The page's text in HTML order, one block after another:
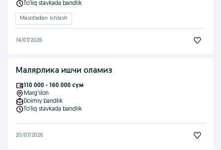
To‘liq stavkada bandlik
Masofadan ishlash
14/07/2026
Малярлика ишчи оламиз
110 000 - 160 000 сум
Marg'ilon
Doimiy bandlik
To‘liq stavkada bandlik
20/07/2026